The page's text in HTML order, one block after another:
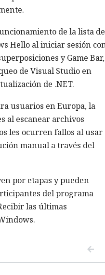
de la lista de
Hello al iniciar sesión
y Game Bar,
de Visual Studio en
de .NET.
usuarios en Europa, la
al escanear archivos
les ocurren fallos al usar
manual a través del
por etapas y pueden
del programa
las últimas